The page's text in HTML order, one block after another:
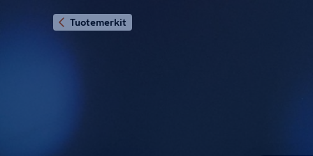
Tuotemerkit